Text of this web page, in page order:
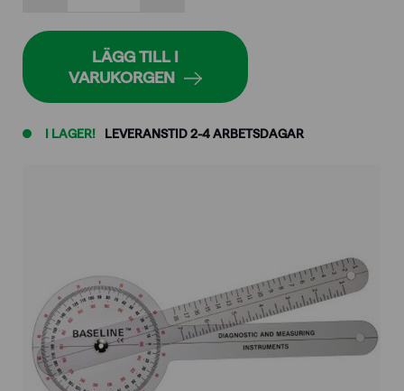
I LAGER! LEVERANSTID 2-4 ARBETSDAGAR
mängd
LÄGG TILL I
VARUKORGEN